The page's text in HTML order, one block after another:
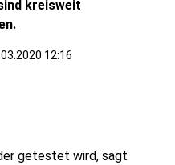
kreisweit
12:16
getestet wird, sagt